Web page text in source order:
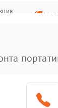
1800